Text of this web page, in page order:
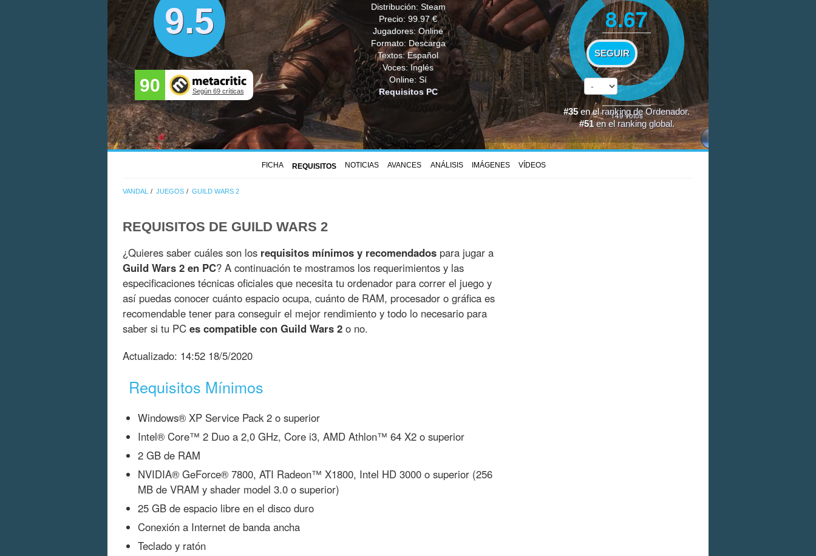
9.5
90 Según 69 críticas
Distribución: Steam
Precio: 99.97 €
Jugadores: Online
Formato: Descarga
Textos: Español
Voces: Inglés
Online: Sí
Requisitos PC
8.67
SEGUIR
149votos
#35en elranking de Ordenador.
#51en elranking global.
FICHA REQUISITOS NOTICIAS AVANCES ANÁLISIS IMÁGENES VÍDEOS
VANDAL JUEGOS GUILD WARS 2
REQUISITOS DE GUILD WARS 2
¿Quieres saber cuáles son los requisitos mínimos y recomendados para jugar a
Guild Wars 2 en PC? A continuación te mostramos los requerimientos y las
especificaciones técnicas oficiales que necesita tu ordenador para correr el juego y
así puedas conocer cuánto espacio ocupa, cuánto de RAM, procesador o gráfica es
recomendable tener para conseguir el mejor rendimiento y todo lo necesario para
saber si tu PC es compatible con Guild Wars 2 o no.
Actualizado: 14:52 18/5/2020
Requisitos Mínimos
Windows® XP Service Pack 2 o superior
Intel® Core™ 2 Duo a 2,0 GHz, Core i3, AMD Athlon™ 64 X2 o superior
2 GB de RAM
NVIDIA® GeForce® 7800, ATI Radeon™ X1800, Intel HD 3000 o superior (256
MB de VRAM y shader model 3.0 o superior)
25 GB de espacio libre en el disco duro
Conexión a Internet de banda ancha
Teclado y ratón